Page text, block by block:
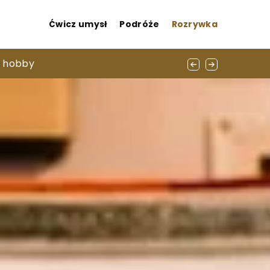
Ćwicz umysł Podróże Rozrywka
hobby